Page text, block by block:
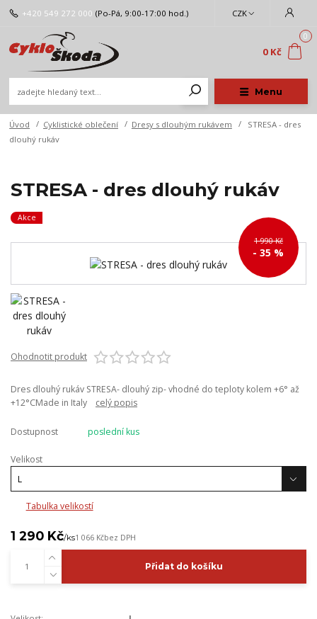
Menu
CZK
+420 549 272 000 (Po-Pá, 9:00-17:00 hod.)
0
0 Kč
Úvod Cyklistické oblečení Dresy s dlouhým rukávem
STRESA - dres
dlouhý rukáv
STRESA - dres dlouhý rukáv
Akce
1 990 Kč
- 35 %
Ohodnotit produkt
Dres dlouhý rukáv STRESA- dlouhý zip- vhodné do teploty kolem +6° až
+12°CMade in Italy celý popis
Dostupnost poslední kus
Velikost
Tabulka velikostí
1 290 Kč/ks1 066 Kčbez DPH
Přidat do košíku